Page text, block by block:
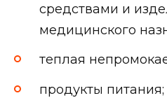
средствами и
медицинского
теплая
продукты питания;